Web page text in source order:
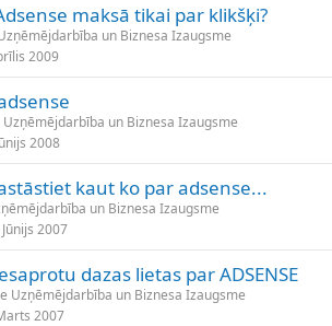
maksā tikai par klikšķi?
un Biznesa Izaugsme
2009
Uzņēmējdarbība un Biznesa Izaugsme
2008
kaut ko par adsense...
un Biznesa Izaugsme
2007
dazas lietas par ADSENSE
Uzņēmējdarbība un Biznesa Izaugsme
2007